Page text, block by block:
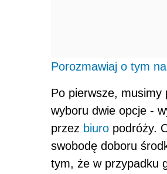
Porozmawiaj o tym
Po pierwsze, musimy
wyboru dwie opcje -
przez biuro podróży.
swobodę doboru
tym, że w przypadku